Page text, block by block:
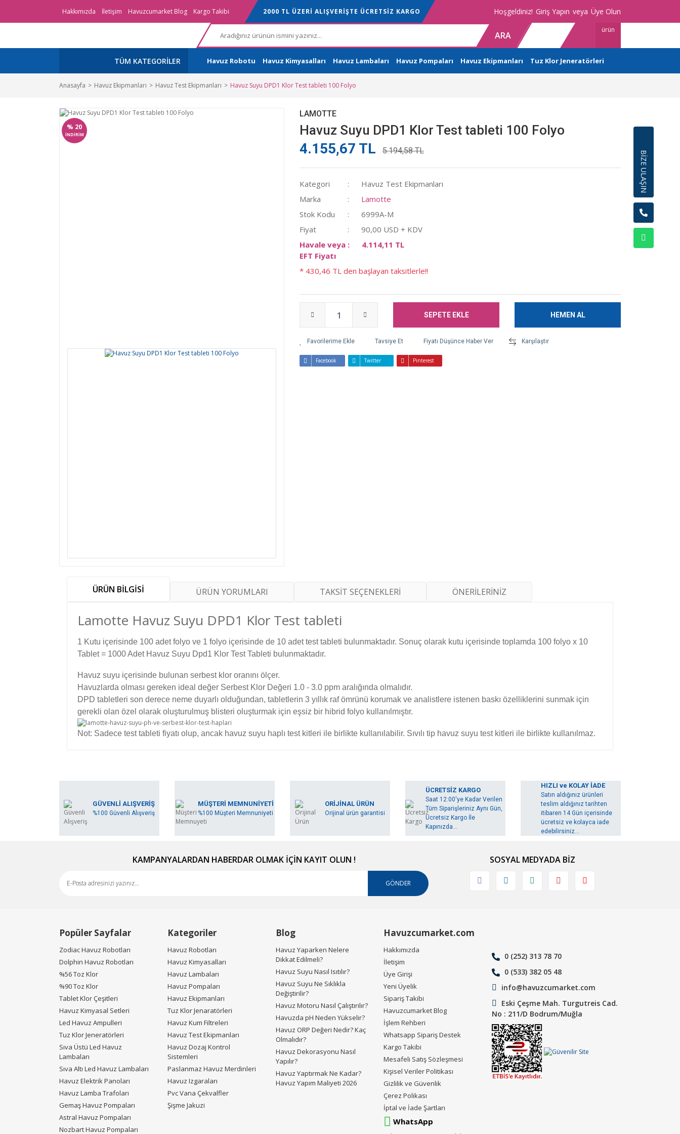
Hakkımızda İletişim Havuzcumarket Blog Kargo Takibi 2000 TL ÜZERİ ALIŞVERİŞTE ÜCRETSİZ KARGO Hoşgeldiniz! Giriş Yapın veya Üye Olun
ARA
ürün
TÜM KATEGORİLER Havuz Robotu Havuz Kimyasalları Havuz Lambaları Havuz Pompaları Havuz Ekipmanları Tuz Klor Jeneratörleri
Anasayfa Havuz Ekipmanları Havuz Test Ekipmanları Havuz Suyu DPD1 Klor Test tableti 100 Folyo
% 20
İNDİRİM
LAMOTTE
Havuz Suyu DPD1 Klor Test tableti 100 Folyo
4.155,67 TL 5.194,58 TL
Kategori
Havuz Test Ekipmanları
Marka
Lamotte
Stok Kodu
6999A-M
Fiyat
90,00 USD + KDV
Havale veya
EFT Fiyatı
4.114,11 TL
* 430,46 TL den başlayan taksitlerle!!
SEPETE EKLE HEMEN AL
Tavsiye Et Fiyatı Düşünce Haber Ver Karşılaştır
Facebook Twitter Pinterest
ÜRÜN BİLGİSİ ÜRÜN YORUMLARI TAKSİT SEÇENEKLERİ ÖNERİLERİNİZ
Lamotte Havuz Suyu DPD1 Klor Test tableti
1 Kutu içerisinde 100 adet folyo ve 1 folyo içerisinde de 10 adet test tableti bulunmaktadır. Sonuç olarak kutu içerisinde toplamda 100 folyo x 10
Tablet = 1000 Adet Havuz Suyu Dpd1 Klor Test Tableti bulunmaktadır.
Havuz suyu içerisinde bulunan serbest klor oranını ölçer.
Havuzlarda olması gereken ideal değer Serbest Klor Değeri 1.0 - 3.0 ppm aralığında olmalıdır.
DPD tabletleri son derece neme duyarlı olduğundan, tabletlerin 3 yıllık raf ömrünü korumak ve analistlere istenen baskı özelliklerini sunmak için
gerekli olan özel olarak oluşturulmuş blisteri oluşturmak için eşsiz bir hibrid folyo kullanılmıştır.
Not: Sadece test tableti fiyatı olup, ancak havuz suyu haplı test kitleri ile birlikte kullanılabilir. Sıvılı tip havuz suyu test kitleri ile birlikte kullanılmaz.
Bu ürüne ilk yorumu siz yapın!
Yorum Yaz
Ürün resmi kalitesiz, bozuk veya görüntülenemiyor.
Ürün açıklamasında eksik bilgiler bulunuyor.
Bu ürüne benzer farklı alternatifler olmalı.
GÜVENLİ ALIŞVERİŞ
%100 Güvenli Alışveriş
MÜŞTERİ MEMNUNİYETİ
%100 Müşteri Memnuniyeti
ORİJİNAL ÜRÜN
Orijinal ürün garantisi
ÜCRETSİZ KARGO
Saat 12:00'ye Kadar Verilen
Tüm Siparişleriniz Aynı Gün,
Ücretsiz Kargo İle
Kapınızda...
HIZLI ve KOLAY İADE
Satın aldığınız ürünleri
teslim aldığınız tarihten
itibaren 14 Gün içerisinde
ücretsiz ve kolayca iade
edebilirsiniz...
KAMPANYALARDAN HABERDAR OLMAK İÇİN KAYIT OLUN !
GÖNDER
SOSYAL MEDYADA BİZ
Popüler Sayfalar
Zodiac Havuz Robotları
Dolphin Havuz Robotları
%56 Toz Klor
%90 Toz Klor
Tablet Klor Çeşitleri
Havuz Kimyasal Setleri
Led Havuz Ampulleri
Tuz Klor Jeneratörleri
Sıva Üstü Led Havuz
Lambaları
Sıva Altı Led Havuz Lambaları
Havuz Elektrik Panoları
Havuz Lamba Trafoları
Gemaş Havuz Pompaları
Astral Havuz Pompaları
Nozbart Havuz Pompaları
Kategoriler
Havuz Robotları
Havuz Kimyasalları
Havuz Lambaları
Havuz Pompaları
Havuz Ekipmanları
Tuz Klor Jenaratörleri
Havuz Kum Filtreleri
Havuz Test Ekipmanları
Havuz Dozaj Kontrol
Sistemleri
Paslanmaz Havuz Merdinleri
Havuz Izgaraları
Pvc Vana Çekvalfler
Şişme Jakuzi
Blog
Havuz Yaparken Nelere
Dikkat Edilmeli?
Havuz Suyu Nasıl Isıtılır?
Havuz Suyu Ne Sıklıkla
Değiştirilir?
Havuz Motoru Nasıl Çalıştırılır?
Havuzda pH Neden Yükselir?
Havuz ORP Değeri Nedir? Kaç
Olmalıdır?
Havuz Dekorasyonu Nasıl
Yapılır?
Havuz Yaptırmak Ne Kadar?
Havuz Yapım Maliyeti 2026
Havuzcumarket.com
Hakkımızda
İletişim
Üye Girişi
Yeni Üyelik
Sipariş Takibi
Havuzcumarket Blog
İşlem Rehberi
Whatsapp Sipariş Destek
Kargo Takibi
Mesafeli Satış Sözleşmesi
Kişisel Veriler Politikası
Gizlilik ve Güvenlik
Çerez Polikası
İptal ve İade Şartları
WhatsApp
0 (252) 313 78 70
0 (533) 382 05 48
info@havuzcumarket.com
Eski Çeşme Mah. Turgutreis Cad.
No : 211/D Bodrum/Muğla
BİZE ULAŞIN